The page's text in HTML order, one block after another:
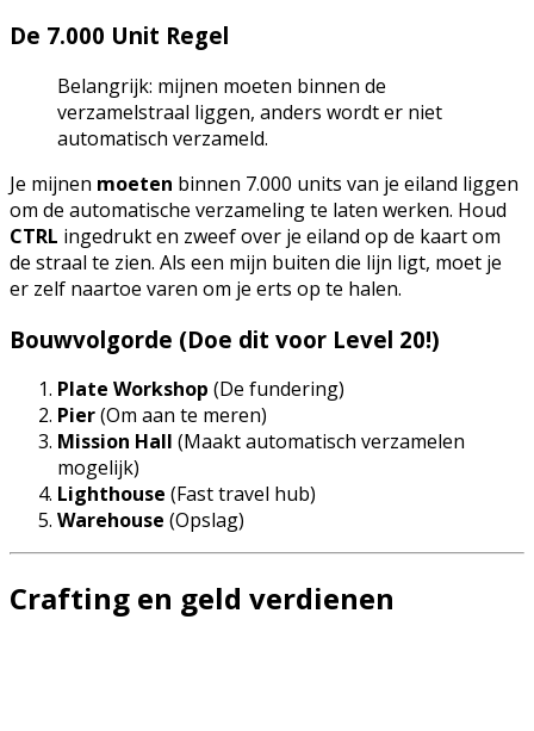
De 7.000 Unit Regel
Belangrijk: mijnen moeten binnen de
verzamelstraal liggen, anders wordt er niet
automatisch verzameld.
Je mijnen moeten binnen 7.000 units van je eiland liggen
om de automatische verzameling te laten werken. Houd
CTRL ingedrukt en zweef over je eiland op de kaart om
de straal te zien. Als een mijn buiten die lijn ligt, moet je
er zelf naartoe varen om je erts op te halen.
Bouwvolgorde (Doe dit voor Level 20!)
Plate Workshop (De fundering)
Pier(Om aan te meren)
Mission Hall (Maakt automatisch verzamelen
mogelijk)
Lighthouse (Fast travel hub)
Warehouse (Opslag)
Crafting en geld verdienen